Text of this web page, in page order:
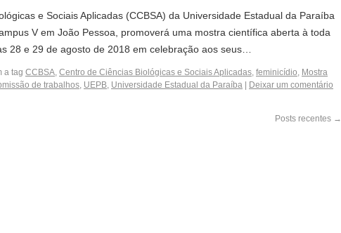
e Sociais Aplicadas (CCBSA) da Universidade Estadual da Paraíba
V em João Pessoa, promoverá uma mostra científica aberta à toda
28 e 29 de agosto de 2018 em celebração aos seus…
a tag CCBSA, Centro de Ciências Biológicas e Sociais Aplicadas, feminicídio, Mostra
de trabalhos, UEPB, Universidade Estadual da Paraíba Deixar um comentário
Posts recentes →